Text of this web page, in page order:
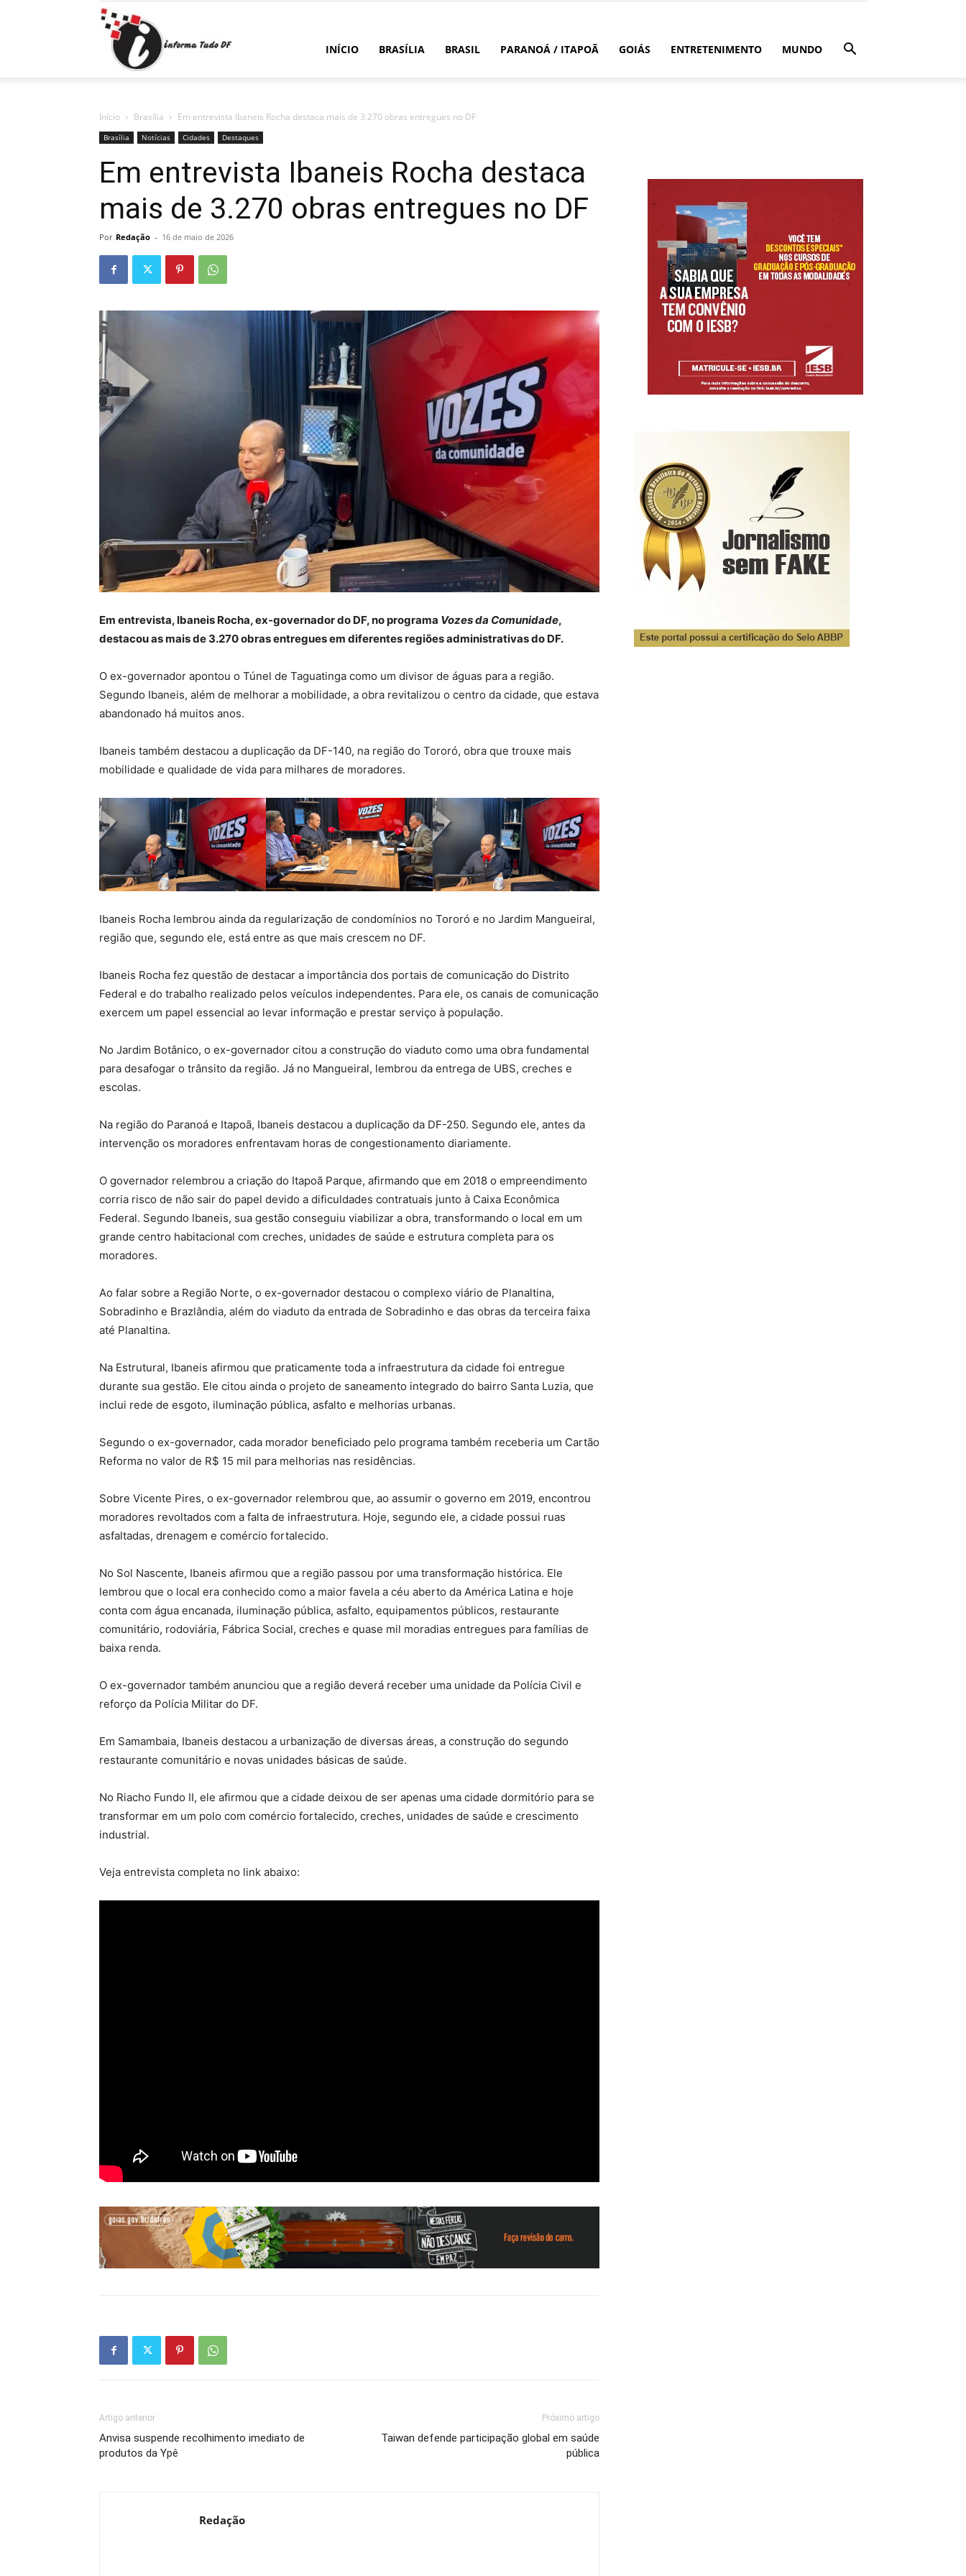
Informa
Tudo
INÍCIO BRASÍLIA BRASIL PARANOÁ / ITAPOÃ GOIÁS ENTRETENIMENTO MUNDO
Início Brasília Em entrevista Ibaneis Rocha destaca mais de 3.270 obras entregues no DF
Brasília Notícias Cidades Destaques
Em entrevista Ibaneis Rocha destaca
mais de 3.270 obras entregues no DF
Por Redação - 16 de maio de 2026
Em entrevista, Ibaneis Rocha, ex-governador do DF, no programa Vozes da Comunidade,
destacou as mais de 3.270 obras entregues em diferentes regiões administrativas do DF.
O ex-governador apontou o Túnel de Taguatinga como um divisor de águas para a região.
Segundo Ibaneis, além de melhorar a mobilidade, a obra revitalizou o centro da cidade, que estava
abandonado há muitos anos.
Ibaneis também destacou a duplicação da DF-140, na região do Tororó, obra que trouxe mais
mobilidade e qualidade de vida para milhares de moradores.
Ibaneis Rocha lembrou ainda da regularização de condomínios no Tororó e no Jardim Mangueiral,
região que, segundo ele, está entre as que mais crescem no DF.
Ibaneis Rocha fez questão de destacar a importância dos portais de comunicação do Distrito
Federal e do trabalho realizado pelos veículos independentes. Para ele, os canais de comunicação
exercem um papel essencial ao levar informação e prestar serviço à população.
No Jardim Botânico, o ex-governador citou a construção do viaduto como uma obra fundamental
para desafogar o trânsito da região. Já no Mangueiral, lembrou da entrega de UBS, creches e
escolas.
Na região do Paranoá e Itapoã, Ibaneis destacou a duplicação da DF-250. Segundo ele, antes da
intervenção os moradores enfrentavam horas de congestionamento diariamente.
O governador relembrou a criação do Itapoã Parque, afirmando que em 2018 o empreendimento
corria risco de não sair do papel devido a dificuldades contratuais junto à Caixa Econômica
Federal. Segundo Ibaneis, sua gestão conseguiu viabilizar a obra, transformando o local em um
grande centro habitacional com creches, unidades de saúde e estrutura completa para os
moradores.
Ao falar sobre a Região Norte, o ex-governador destacou o complexo viário de Planaltina,
Sobradinho e Brazlândia, além do viaduto da entrada de Sobradinho e das obras da terceira faixa
até Planaltina.
Na Estrutural, Ibaneis afirmou que praticamente toda a infraestrutura da cidade foi entregue
durante sua gestão. Ele citou ainda o projeto de saneamento integrado do bairro Santa Luzia, que
inclui rede de esgoto, iluminação pública, asfalto e melhorias urbanas.
Segundo o ex-governador, cada morador beneficiado pelo programa também receberia um Cartão
Reforma no valor de R$ 15 mil para melhorias nas residências.
Sobre Vicente Pires, o ex-governador relembrou que, ao assumir o governo em 2019, encontrou
moradores revoltados com a falta de infraestrutura. Hoje, segundo ele, a cidade possui ruas
asfaltadas, drenagem e comércio fortalecido.
No Sol Nascente, Ibaneis afirmou que a região passou por uma transformação histórica. Ele
lembrou que o local era conhecido como a maior favela a céu aberto da América Latina e hoje
conta com água encanada, iluminação pública, asfalto, equipamentos públicos, restaurante
comunitário, rodoviária, Fábrica Social, creches e quase mil moradias entregues para famílias de
baixa renda.
O ex-governador também anunciou que a região deverá receber uma unidade da Polícia Civil e
reforço da Polícia Militar do DF.
Em Samambaia, Ibaneis destacou a urbanização de diversas áreas, a construção do segundo
restaurante comunitário e novas unidades básicas de saúde.
No Riacho Fundo II, ele afirmou que a cidade deixou de ser apenas uma cidade dormitório para se
transformar em um polo com comércio fortalecido, creches, unidades de saúde e crescimento
industrial.
Veja entrevista completa no link abaixo:
Artigo anterior
Anvisa suspende recolhimento imediato de
produtos da Ypê
Próximo artigo
Taiwan defende participação global em saúde
pública
Redação